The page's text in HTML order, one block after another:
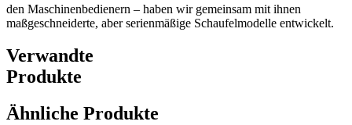
den Maschinenbedienern – haben wir gemeinsam mit ihnen
maßgeschneiderte, aber serienmäßige Schaufelmodelle entwickelt.
Verwandte
Produkte
Ähnliche Produkte